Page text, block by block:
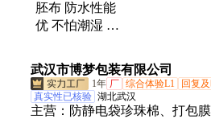
胚布 防水性能
优 不怕潮湿 弹
静电
武汉市博梦包装有限公司
1年 厂 综合体验L1 回复
真实性已核验 湖北武汉
主营： 防静电袋珍珠棉、打包